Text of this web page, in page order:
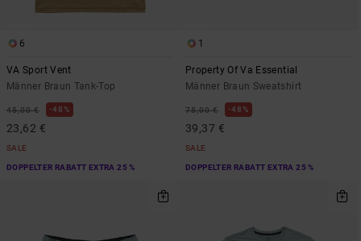
6
VA Sport Vent
Männer Braun Tank-Top
45,00 € 48%
23,62 €
SALE
DOPPELTER RABATT EXTRA 25 %
1
Property Of Va Essential
Männer Braun Sweatshirt
75,00 € 48%
39,37 €
SALE
DOPPELTER RABATT EXTRA 25 %